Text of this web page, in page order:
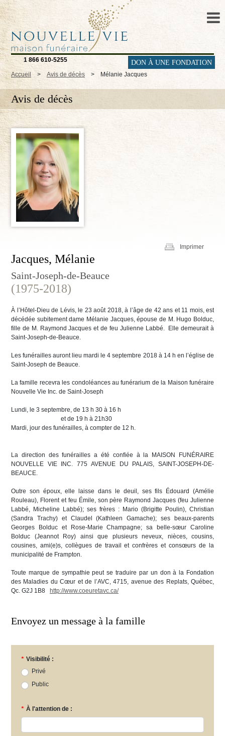
1 866 610-5255 DON À UNE FONDATION
Accueil > Avis de décès > Mélanie Jacques
Avis de décès
Imprimer
Jacques, Mélanie
Saint-Joseph-de-Beauce
(1975-2018)
À l’Hôtel-Dieu de Lévis, le 23 août 2018, à l’âge de 42 ans et 11 mois, est
décédée subitement dame Mélanie Jacques, épouse de M. Hugo Bolduc,
fille de M. Raymond Jacques et de feu Julienne Labbé. Elle demeurait à
Saint-Joseph-de-Beauce.
Les funérailles auront lieu mardi le 4 septembre 2018 à 14 h en l’église de
Saint-Joseph de Beauce.
La famille recevra les condoléances au funérarium de la Maison funéraire
Nouvelle Vie Inc. de Saint-Joseph
Lundi, le 3 septembre, de 13 h 30 à 16 h
et de 19 h à 21h30
Mardi, jour des funérailles, à compter de 12 h.
La direction des funérailles a été confiée à la MAISON FUNÉRAIRE
NOUVELLE VIE INC. 775 AVENUE DU PALAIS, SAINT-JOSEPH-DE-
BEAUCE.
Outre son époux, elle laisse dans le deuil, ses fils Édouard (Amélie
Rouleau), Florent et feu Émile, son père Raymond Jacques (feu Julienne
Labbé, Micheline Labbé); ses frères : Mario (Brigitte Poulin), Christian
(Sandra Trachy) et Claudel (Kathleen Gamache); ses beaux-parents
Georges Bolduc et Rose-Marie Champagne; sa belle-sœur Caroline
Bolduc (Jeannot Roy) ainsi que plusieurs neveux, nièces, cousins,
cousines, ami(e)s, collègues de travail et confrères et consœurs de la
municipalité de Frampton.
Toute marque de sympathie peut se traduire par un don à la Fondation
des Maladies du Cœur et de l’AVC, 4715, avenue des Replats, Québec,
Qc. G2J 1B8
http://www.coeuretavc.ca/
Envoyez un message à la famille
* Visibilité :
Privé
Public
* À l'attention de :